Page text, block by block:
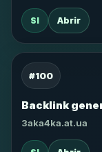
SI Abrir
#100
Backlink
3aka4ka.at.ua